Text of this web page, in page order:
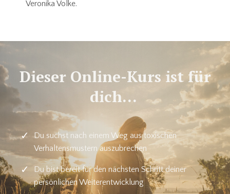
Veronika Volke.
Dieser Online-Kurs ist für
dich...
Du suchst nach einem Weg aus toxischen
Verhaltensmustern auszubrechen
Du bist bereit für den nächsten Schritt deiner
persönlichen Weiterentwicklung